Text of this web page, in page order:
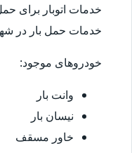
خدمات اتوبار برای
خدمات حمل بار در
خودروهای موجود:
وانت بار
نیسان بار
خاور مسقف